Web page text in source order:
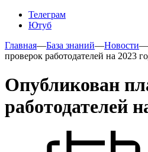
Телеграм
Ютуб
Главная—База знаний—Новости—
проверок работодателей на 2023
Опубликован
работодателей